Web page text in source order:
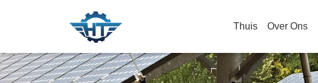
Thuis Over Ons